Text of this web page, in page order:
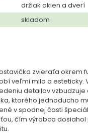
držiak okien a dverí
skladom
zvieraťa okrem
veľmi milo a esteticky.
detailov vzbudzuje
ktorého jednoducho
v spodnej časti
čím výrobca